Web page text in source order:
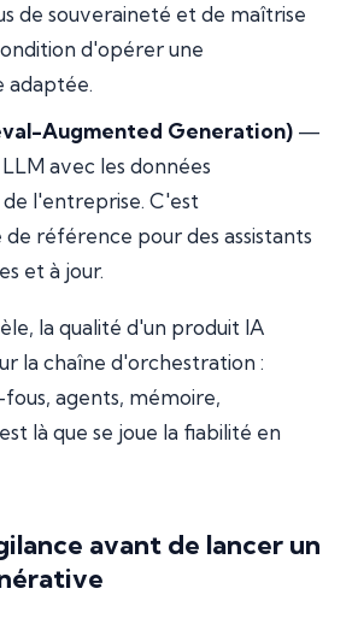
de souveraineté et de maîtrise
d'opérer une
adaptée.
Augmented Generation) —
avec les données
l'entreprise. C'est
référence pour des assistants
et à jour.
la qualité d'un produit IA
la chaîne d'orchestration :
agents, mémoire,
là que se joue la fiabilité en
avant de lancer un